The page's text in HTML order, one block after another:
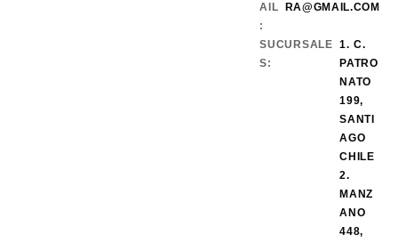
AIL
:
RA@GMAIL.COM
SUCURSALE
S:
1. C.
PATRO
NATO
199,
SANTI
AGO
CHILE
2.
MANZ
ANO
448,